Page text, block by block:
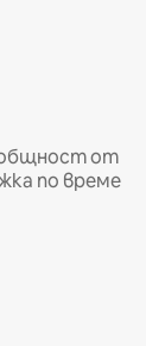
от
по време